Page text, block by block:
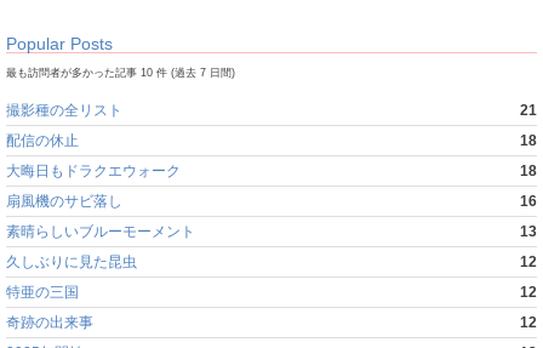
Popular Posts
最も訪問者が多かった記事 10 件 (過去 7 日間)
撮影種の全リスト
21
配信の休止
18
大晦日もドラクエウォーク
18
扇風機のサビ落し
16
素晴らしいブルーモーメント
13
久しぶりに見た昆虫
12
特亜の三国
12
奇跡の出来事
12